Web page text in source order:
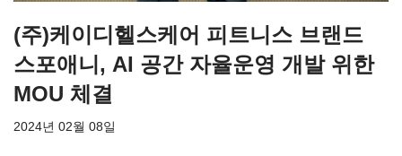
(주)케이디헬스케어 피트니스 브랜드
스포애니, AI 공간 자율운영 개발 위한
MOU 체결
2024년 02월 08일